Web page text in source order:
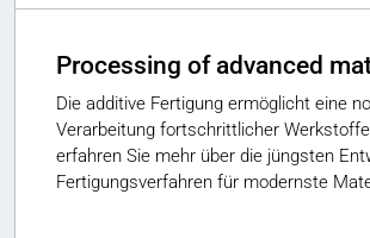
Processing of advanced
Die additive Fertigung ermöglicht eine
Verarbeitung fortschrittlicher
erfahren Sie mehr über die jüngsten
Fertigungsverfahren für modernste